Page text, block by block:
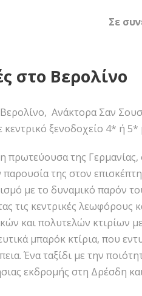
Σε
στο Βερολίνο
Ανάκτορα Σαν
κεντρικό ξενοδοχείο 4* ή 5*
πρωτεύουσα της
παρουσία της στον
με το δυναμικό παρόν
τις κεντρικές λεωφόρους
και πολυτελών κτιρίων
μπαρόκ κτίρια, που
Ένα ταξίδι με την
εκδρομής στη Δρέσδη